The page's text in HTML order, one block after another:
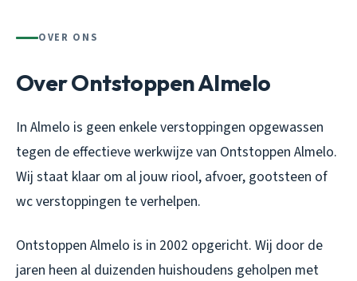
OVER ONS
Over Ontstoppen Almelo
In Almelo is geen enkele verstoppingen opgewassen
tegen de effectieve werkwijze van Ontstoppen Almelo.
Wij staat klaar om al jouw riool, afvoer, gootsteen of
wc verstoppingen te verhelpen.
Ontstoppen Almelo is in 2002 opgericht. Wij door de
jaren heen al duizenden huishoudens geholpen met